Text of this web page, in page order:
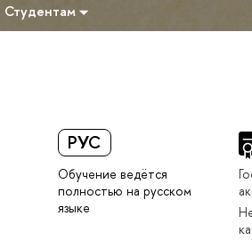
Студентам
РУС
Обучение ведётся
полностью на русском
языке